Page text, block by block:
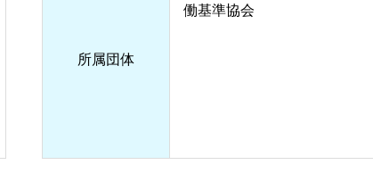
所属団体
働基準協会